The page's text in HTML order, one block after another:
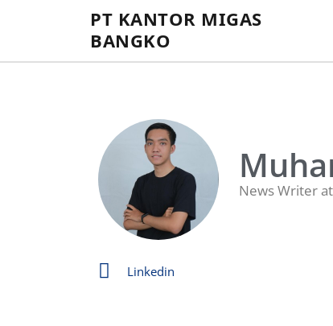
PT KANTOR MIGAS
BANGKO
News Writer
Linkedin